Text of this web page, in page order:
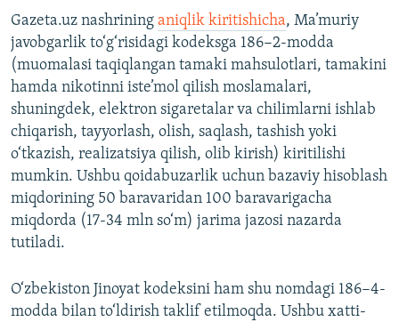
Gazeta.uz nashrining aniqlik kiritishicha, Ma’muriy
javobgarlik to‘g‘risidagi kodeksga 186−2-modda
(muomalasi taqiqlangan tamaki mahsulotlari, tamakini
hamda nikotinni iste’mol qilish moslamalari,
shuningdek, elektron sigaretalar va chilimlarni ishlab
chiqarish, tayyorlash, olish, saqlash, tashish yoki
o‘tkazish, realizatsiya qilish, olib kirish) kiritilishi
mumkin. Ushbu qoidabuzarlik uchun bazaviy hisoblash
miqdorining 50 baravaridan 100 baravarigacha
miqdorda (17-34 mln so‘m) jarima jazosi nazarda
tutiladi.
O‘zbekiston Jinoyat kodeksini ham shu nomdagi 186−4-
modda bilan to‘ldirish taklif etilmoqda. Ushbu xatti-